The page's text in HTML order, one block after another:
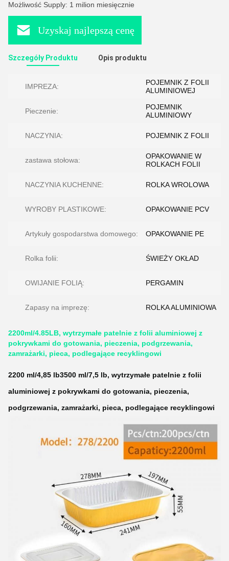
Możliwość Supply: 1 milion miesięcznie
Uzyskaj najlepszą cenę
Szczegóły Produktu Opis produktu
IMPREZA:
POJEMNIK Z FOLII
ALUMINIOWEJ
Pieczenie:
POJEMNIK
ALUMINIOWY
NACZYNIA: POJEMNIK Z FOLII
zastawa stołowa:
OPAKOWANIE W
ROLKACH FOLII
NACZYNIA KUCHENNE: ROLKA WROLOWA
WYROBY PLASTIKOWE: OPAKOWANIE PCV
Artykuły gospodarstwa domowego: OPAKOWANIE PE
Rolka folii: ŚWIEŻY OKŁAD
OWIJANIE FOLIĄ: PERGAMIN
Zapasy na imprezę: ROLKA ALUMINIOWA
2200ml/4.85LB, wytrzymałe patelnie z folii aluminiowej z
pokrywkami do gotowania, pieczenia, podgrzewania,
zamrażarki, pieca, podlegające recyklingowi
2200 ml/4,85 lb3500 ml/7,5 lb, wytrzymałe patelnie z folii
aluminiowej z pokrywkami do gotowania, pieczenia,
podgrzewania, zamrażarki, pieca, podlegające recyklingowi